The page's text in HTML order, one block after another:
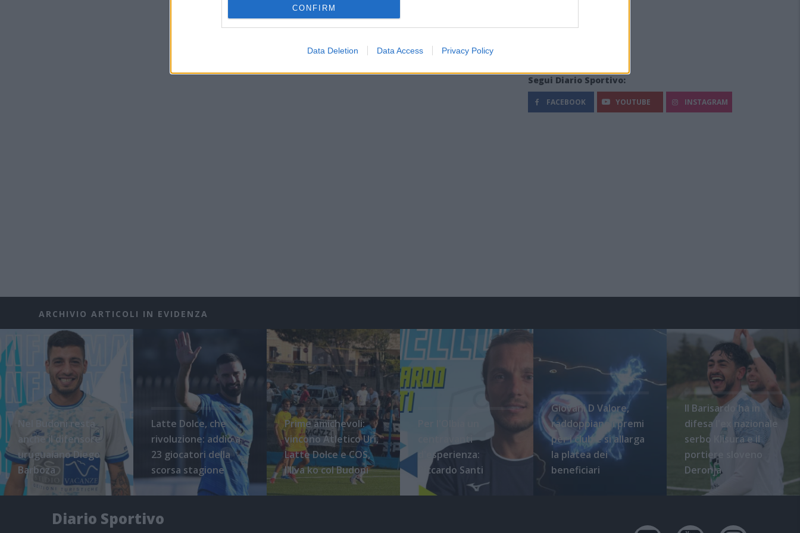
CONFIRM
Data Deletion Data Access Privacy Policy
Segui Diario Sportivo:
FACEBOOK YOUTUBE INSTAGRAM
ARCHIVIO ARTICOLI IN EVIDENZA
Nel Budoni resta
anche il difensore
uruguaiano Diego
Barboza
Latte Dolce, che
rivoluzione: addio a
23 giocatori della
scorsa stagione
Prime amichevoli:
vincono Atletico Uri,
Latte Dolce e COS,
l'Ilva ko col Budoni
centravanti
d'esperienza:
Riccardo Santi
Giovani D Valore,
raddoppiano i premi
per i club e si allarga
la platea dei
beneficiari
Il Barisardo ha in
difesa l'ex nazionale
serbo Klisura e il
portiere sloveno
Deronja
Diario Sportivo